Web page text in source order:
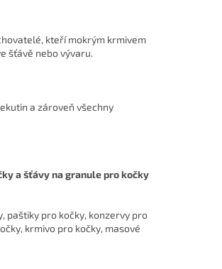
kteří mokrým krmivem
šťávě nebo vývaru.
a zároveň všechny
a šťávy na granule pro kočky
paštiky pro kočky, konzervy pro
krmivo pro kočky, masové